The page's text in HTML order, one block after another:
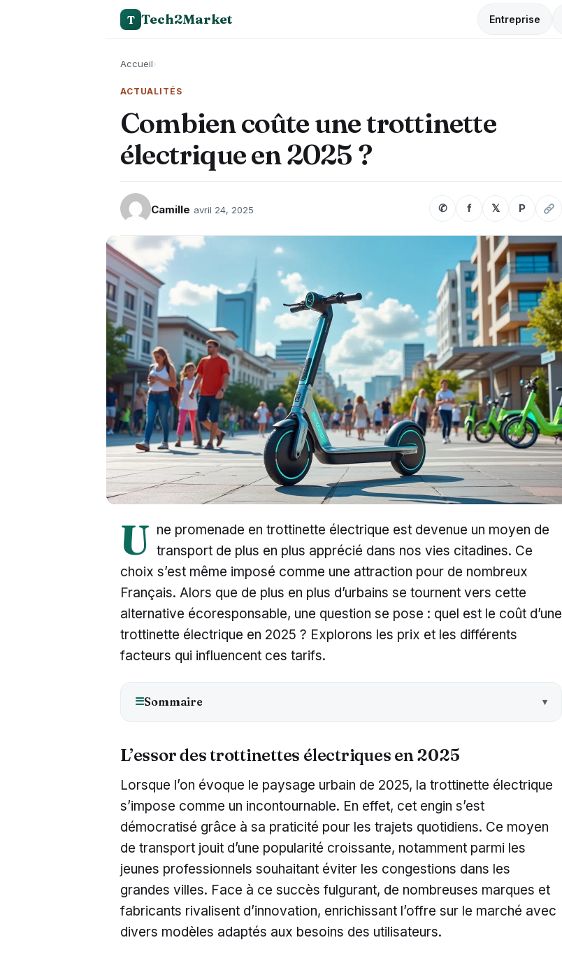
T Tech2Market Entreprise
Accueil›
ACTUALITÉS
Combien coûte une trottinette
électrique en 2025 ?
Camille avril 24, 2025 ✆ f 𝕏 P
U ne promenade en trottinette électrique est devenue un moyen de
transport de plus en plus apprécié dans nos vies citadines. Ce
choix s’est même imposé comme une attraction pour de nombreux
Français. Alors que de plus en plus d’urbains se tournent vers cette
alternative écoresponsable, une question se pose : quel est le coût d’une
trottinette électrique en 2025 ? Explorons les prix et les différents
facteurs qui influencent ces tarifs.
☰Sommaire
L’essor des trottinettes électriques en 2025
Lorsque l’on évoque le paysage urbain de 2025, la trottinette électrique
s’impose comme un incontournable. En effet, cet engin s’est
démocratisé grâce à sa praticité pour les trajets quotidiens. Ce moyen
de transport jouit d’une popularité croissante, notamment parmi les
jeunes professionnels souhaitant éviter les congestions dans les
grandes villes. Face à ce succès fulgurant, de nombreuses marques et
fabricants rivalisent d’innovation, enrichissant l’offre sur le marché avec
divers modèles adaptés aux besoins des utilisateurs.